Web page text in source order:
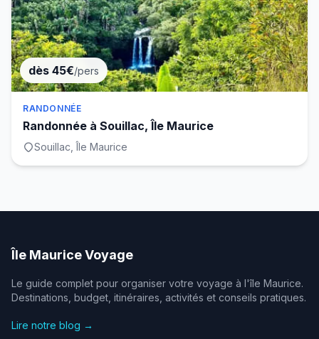
dès 45€/pers
RANDONNÉE
Randonnée à Souillac, Île Maurice
Souillac, Île Maurice
Île Maurice Voyage
Le guide complet pour organiser votre voyage à l'île Maurice.
Destinations, budget, itinéraires, activités et conseils pratiques.
Lire notre blog →